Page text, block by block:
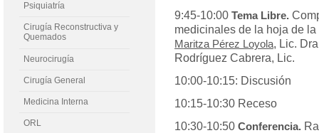
Psiquiatría
Cirugía Reconstructiva y
Quemados
Neurocirugía
Cirugía General
Medicina Interna
ORL
9:45-10:00Tema Libre.
medicinales de la hoja de
Maritza Pérez Loyola, Lic.
Rodríguez Cabrera, Lic.
10:00-10:15: Discusión
10:15-10:30 Receso
10:30-10:50Conferencia.